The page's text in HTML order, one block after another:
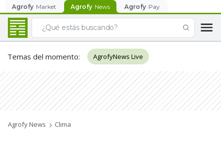
Agrofy Market Agrofy News Agrofy Pay
Temas del momento: AgrofyNews Live
Agrofy News Clima